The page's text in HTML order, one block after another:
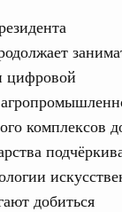
цифровой
комплексов
добиться
по
в
людей,